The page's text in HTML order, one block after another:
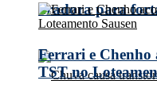
aradora para
Ferrari e Chenho
TST no